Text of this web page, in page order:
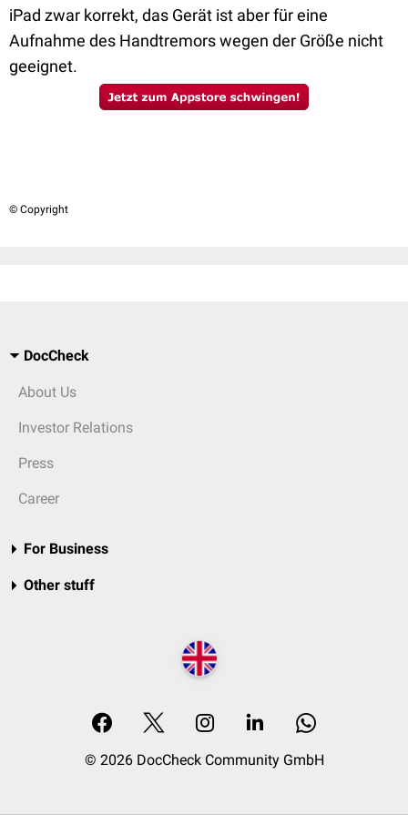
iPad zwar korrekt, das Gerät ist aber für eine
Aufnahme des Handtremors wegen der Größe nicht
geeignet.
© Copyright
DocCheck
About Us
Investor Relations
Press
Career
For Business
Other stuff
© 2026 DocCheck Community GmbH